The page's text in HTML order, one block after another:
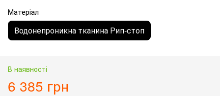
Матеріал
Водонепроникна тканина Рип-стоп
В наявності
6 385 грн